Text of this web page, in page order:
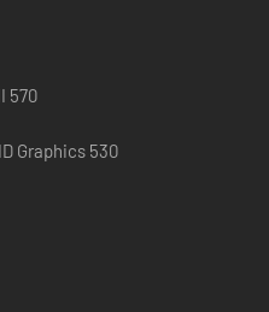
570
Graphics 530